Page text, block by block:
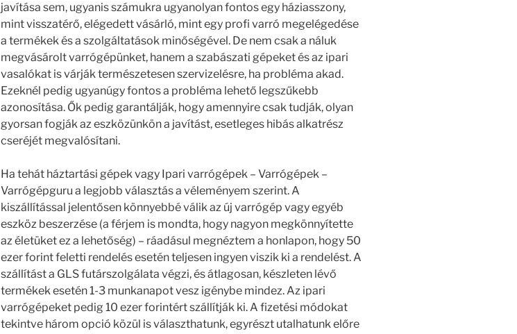
javítása sem, ugyanis számukra ugyanolyan fontos egy háziasszony,
mint visszatérő, elégedett vásárló, mint egy profi varró megelégedése
a termékek és a szolgáltatások minőségével. De nem csak a náluk
megvásárolt varrógépünket, hanem a szabászati gépeket és az ipari
vasalókat is várják természetesen szervizelésre, ha probléma akad.
Ezeknél pedig ugyanúgy fontos a probléma lehető legszűkebb
azonosítása. Ők pedig garantálják, hogy amennyire csak tudják, olyan
gyorsan fogják az eszközünkön a javítást, esetleges hibás alkatrész
cseréjét megvalósítani.
Ha tehát háztartási gépek vagy Ipari varrógépek – Varrógépek –
Varrógépguru a legjobb választás a véleményem szerint. A
kiszállítással jelentősen könnyebbé válik az új varrógép vagy egyéb
eszköz beszerzése (a férjem is mondta, hogy nagyon megkönnyítette
az életüket ez a lehetőség) – ráadásul megnéztem a honlapon, hogy 50
ezer forint feletti rendelés esetén teljesen ingyen viszik ki a rendelést. A
szállítást a GLS futárszolgálata végzi, és átlagosan, készleten lévő
termékek esetén 1-3 munkanapot vesz igénybe mindez. Az ipari
varrógépeket pedig 10 ezer forintért szállítják ki. A fizetési módokat
tekintve három opció közül is választhatunk, egyrészt utalhatunk előre